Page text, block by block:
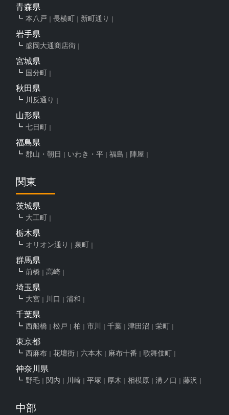
青森県
本八戸 長横町 新町通り
岩手県
盛岡大通商店街
宮城県
国分町
秋田県
川反通り
山形県
七日町
福島県
郡山・朝日 いわき・平 福島 陣屋
関東
茨城県
大工町
栃木県
オリオン通り 泉町
群馬県
前橋 高崎
埼玉県
大宮 川口 浦和
千葉県
西船橋 松戸 柏 市川 千葉 津田沼 栄町
東京都
西麻布 花壇街 六本木 麻布十番 歌舞伎町
神奈川県
野毛 関内 川崎 平塚 厚木 相模原 溝ノ口 藤沢
中部